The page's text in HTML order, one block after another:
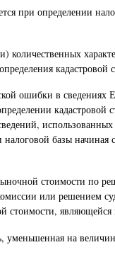
при определении
кадастровой
ошибки в
базы
стоимости по
или решением
стоимости,
уменьшенная на